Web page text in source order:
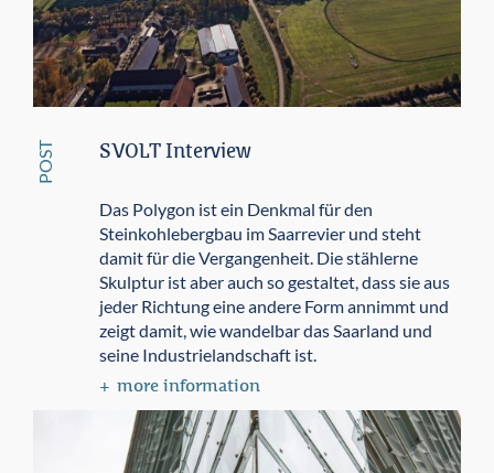
SVOLT Interview
Das Polygon ist ein Denkmal für den
Steinkohlebergbau im Saarrevier und steht
damit für die Vergangenheit. Die stählerne
Skulptur ist aber auch so gestaltet, dass sie aus
jeder Richtung eine andere Form annimmt und
zeigt damit, wie wandelbar das Saarland und
seine Industrielandschaft ist.
more information
POST